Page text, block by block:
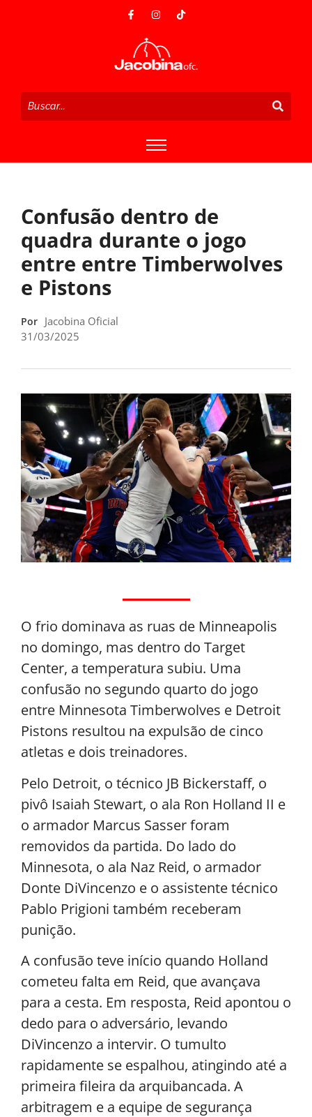
Confusão dentro de
quadra durante o jogo
entre entre Timberwolves
e Pistons
Por Jacobina Oficial
31/03/2025
O frio dominava as ruas de Minneapolis
no domingo, mas dentro do Target
Center, a temperatura subiu. Uma
confusão no segundo quarto do jogo
entre Minnesota Timberwolves e Detroit
Pistons resultou na expulsão de cinco
atletas e dois treinadores.
Pelo Detroit, o técnico JB Bickerstaff, o
pivô Isaiah Stewart, o ala Ron Holland II e
o armador Marcus Sasser foram
removidos da partida. Do lado do
Minnesota, o ala Naz Reid, o armador
Donte DiVincenzo e o assistente técnico
Pablo Prigioni também receberam
punição.
A confusão teve início quando Holland
cometeu falta em Reid, que avançava
para a cesta. Em resposta, Reid apontou o
dedo para o adversário, levando
DiVincenzo a intervir. O tumulto
rapidamente se espalhou, atingindo até a
primeira fileira da arquibancada. A
arbitragem e a equipe de segurança